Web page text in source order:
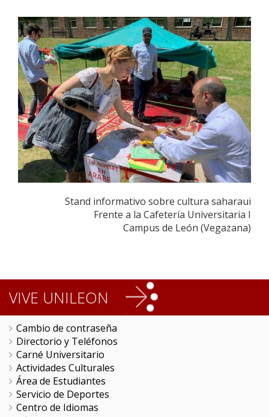
Stand informativo sobre cultura saharaui
Frente a la Cafetería Universitaria I
Campus de León (Vegazana)
VIVE UNILEON
Cambio de contraseña
Directorio y Teléfonos
Carné Universitario
Actividades Culturales
Área de Estudiantes
Servicio de Deportes
Centro de Idiomas